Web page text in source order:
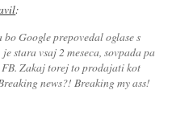
:
Google prepovedal oglase s
stara vsaj 2 meseca, sovpada pa
Zakaj torej to prodajati kot
news?! Breaking my ass!